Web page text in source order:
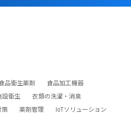
品衛生薬剤
食品加工機器
設衛生
衣類の洗濯・消臭
策 薬剤管理
IoTソリューション